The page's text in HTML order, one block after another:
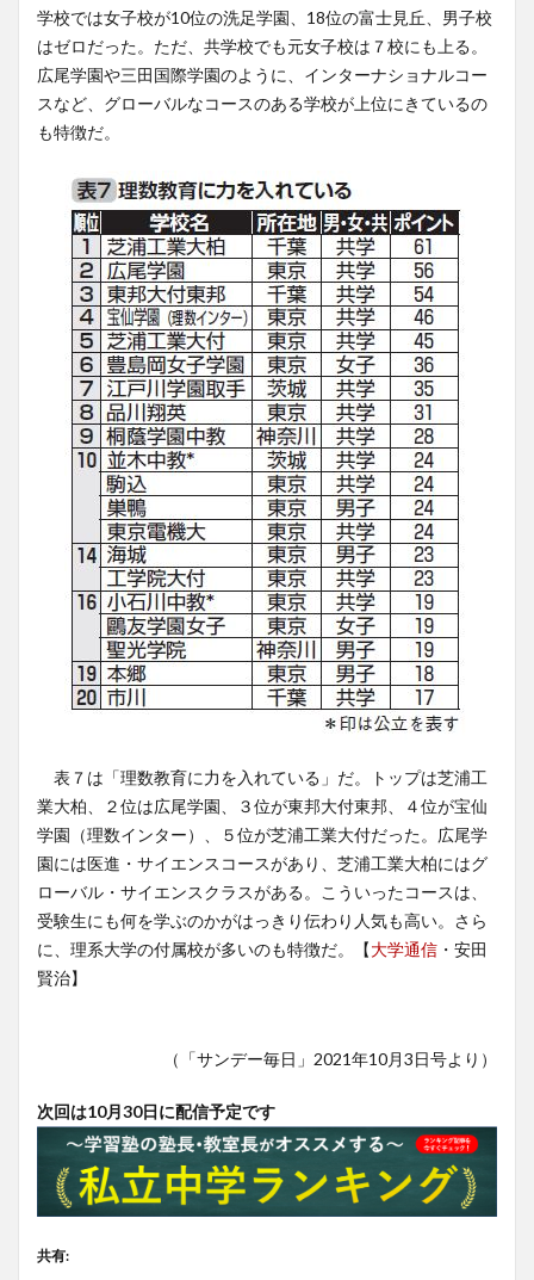
学校では女子校が10位の洗足学園、18位の富士見丘、男子校
はゼロだった。ただ、共学校でも元女子校は７校にも上る。
広尾学園や三田国際学園のように、インターナショナルコー
スなど、グローバルなコースのある学校が上位にきているの
も特徴だ。
表７は「理数教育に力を入れている」だ。トップは芝浦工
業大柏、２位は広尾学園、３位が東邦大付東邦、４位が宝仙
学園（理数インター）、５位が芝浦工業大付だった。広尾学
園には医進・サイエンスコースがあり、芝浦工業大柏にはグ
ローバル・サイエンスクラスがある。こういったコースは、
受験生にも何を学ぶのかがはっきり伝わり人気も高い。さら
に、理系大学の付属校が多いのも特徴だ。【大学通信 ・安田
賢治】
（「サンデー毎日」2021年10月3日号より）
次回は10月30日に配信予定です
共有: